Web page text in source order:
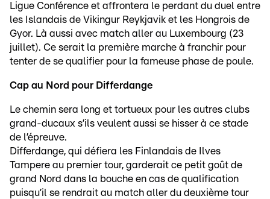
Ligue Conférence et affrontera le perdant du duel entre
les Islandais de Vikingur Reykjavik et les Hongrois de
Gyor. Là aussi avec match aller au Luxembourg (23
juillet). Ce serait la première marche à franchir pour
tenter de se qualifier pour la fameuse phase de poule.
Cap au Nord pour Differdange
Le chemin sera long et tortueux pour les autres clubs
grand-ducaux s’ils veulent aussi se hisser à ce stade
de l’épreuve.
Differdange, qui défiera les Finlandais de Ilves
Tampere au premier tour, garderait ce petit goût de
grand Nord dans la bouche en cas de qualification
puisqu’il se rendrait au match aller du deuxième tour